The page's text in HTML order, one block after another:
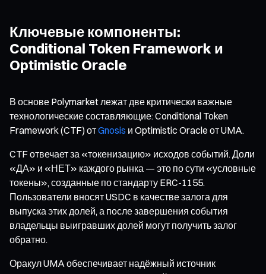
Ключевые компоненты:
Conditional Token Framework и
Optimistic Oracle
В основе Polymarket лежат две критически важные
технологические составляющие: Conditional Token
Framework (CTF) отGnosis и Optimistic Oracle от UMA.
CTF отвечает за «токенизацию» исходов событий. Доли
«ДА» и «НЕТ» каждого рынка — это по сути «условные
токены», созданные по стандарту ERC-1155.
Пользователи вносят USDC в качестве залога для
выпуска этих долей, а после завершения события
владельцы выигравших долей могут получить залог
обратно.
Оракул UMA обеспечивает надёжный источник